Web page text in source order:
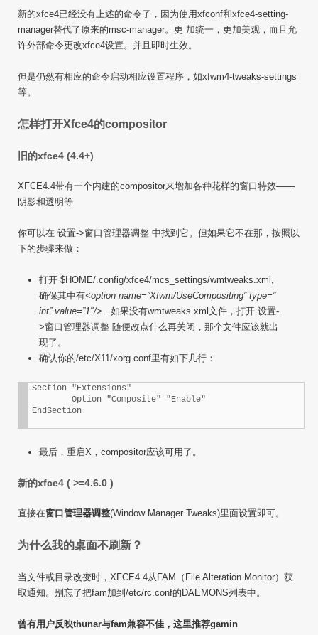
新的xfce4已经没有上述的命令了，因为使用xfconf和xfce4-setting-
manager替代了原来的msc-manager。更 加统一，更加美观，而且允
许外部命令更改xfce4设置。并且即时生效。
但是仍然有相应的命令启动相应设置程序，如xfwm4-tweaks-settings
等。
怎样打开Xfce4的compositor
旧的xfce4 (4.4+)
XFCE4.4带有一个内建的compositor来增加各种花样的窗口特效——
阴影和透明等
你可以在 设置->窗口管理器调整 中找到它。但如果它不在那，按照以
下的步骤来做：
打开 $HOME/.config/xfce4/mcs_settings/wmtweaks.xml,
确保其中有<option name=”Xfwm/UseCompositing” type=”
int” value=”1″/> . 如果没有wmtweaks.xml文件，打开 设置-
>窗口管理器调整 随便改点什么再关闭，那个文件应该就出
现了。
确认你的/etc/X11/xorg.conf里有如下几行：
Section "Extensions"
最后，重启X，compositor应该可用了。
新的xfce4 ( >=4.6.0 )
直接在窗口管理器调整(Window Manager Tweaks)里面设置即可。
为什么我的桌面不刷新？
当文件或目录改变时，XFCE4.4从FAM（File Alteration Monitor）获
取通知。别忘了把fam加到/etc/rc.conf的DAEMONS列表中。
曾有用户反映thunar与fam兼容不佳，这里推荐gamin